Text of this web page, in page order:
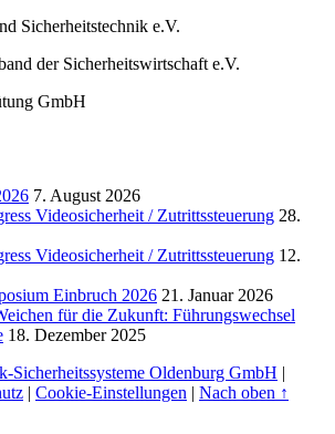
7. August 2026
Videosicherheit / Zutrittssteuerung 28.
Videosicherheit / Zutrittssteuerung 12.
Einbruch 2026 21. Januar 2026
für die Zukunft: Führungswechsel
18. Dezember 2025
Sicherheitssysteme Oldenburg GmbH |
| Cookie-Einstellungen | Nach oben ↑